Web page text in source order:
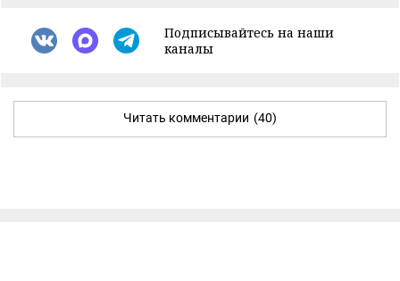
Подписывайтесь на наши
каналы
Читать комментарии (40)